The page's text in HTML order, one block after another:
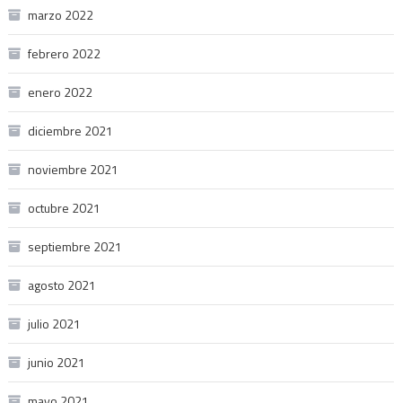
marzo 2022
febrero 2022
enero 2022
diciembre 2021
noviembre 2021
octubre 2021
septiembre 2021
agosto 2021
julio 2021
junio 2021